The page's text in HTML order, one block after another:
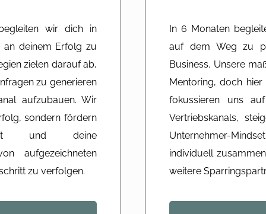
wir dich in
an deinem Erfolg zu
zielen darauf ab,
zu generieren
aufzubauen. Wir
sondern fördern
und deine
aufgezeichneten
zu verfolgen.
In 6 Monaten
auf dem Weg zu
Business. Unsere
Mentoring, doch
fokussieren uns
Vertriebskanals,
Unternehmer-
individuell
weitere